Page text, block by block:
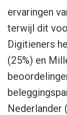
ervaringen
terwijl dit
Digitieners
(25%) en
Nederlander